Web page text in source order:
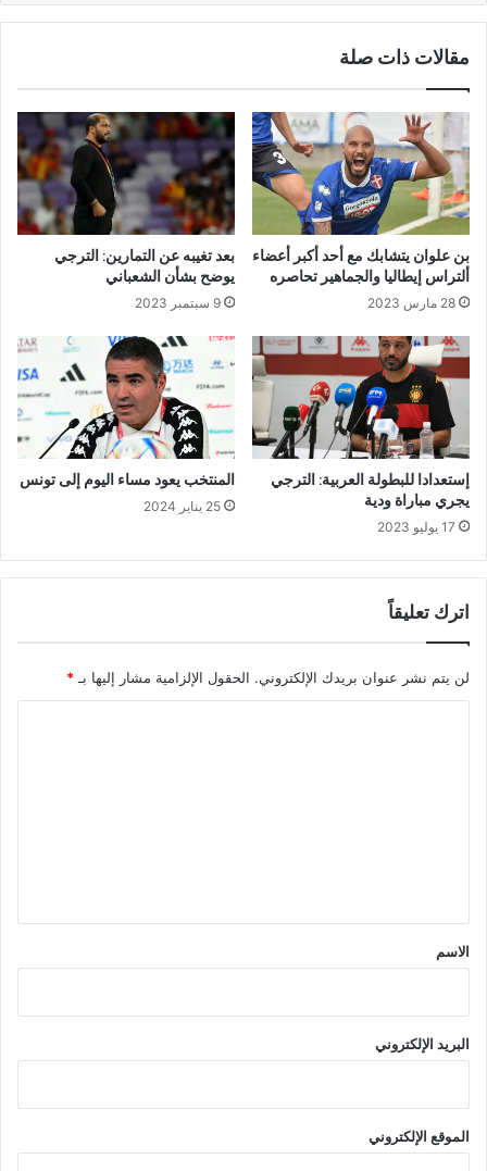
مقالات ذات صلة
بن علوان يتشابك مع أحد أكبر أعضاء
ألتراس إيطاليا والجماهير تحاصره
28 مارس 2023
بعد تغيبه عن التمارين: الترجي
يوضح بشأن الشعباني
9 سبتمبر 2023
إستعدادا للبطولة العربية: الترجي
يجري مباراة ودية
17 يوليو 2023
المنتخب يعود مساء اليوم إلى تونس
25 يناير 2024
اترك تعليقاً
لن يتم نشر عنوان بريدك الإلكتروني. الحقول الإلزامية مشار إليها بـ *
*
الاسم
البريد الإلكتروني
الموقع الإلكتروني